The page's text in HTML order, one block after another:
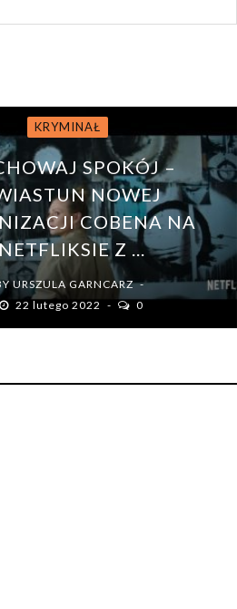
KRYMINAŁ
SPOKÓJ –
NOWEJ
COBENA NA
Z ...
URSZULA GARNCARZ
22 lutego 2022
0